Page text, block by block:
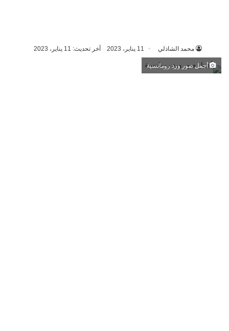
محمد الشاذلي 11 يناير، 2023 آخر تحديث: 11 يناير، 2023
أجمل صور ورد رومانسية